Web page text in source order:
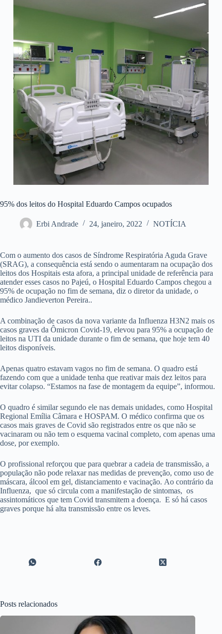
95% dos leitos do Hospital Eduardo Campos ocupados
Erbi Andrade 24, janeiro, 2022 NOTÍCIA
Com o aumento dos casos de Síndrome Respiratória Aguda Grave
(SRAG), a consequência está sendo o aumentaram na ocupação dos
leitos dos Hospitais esta afora, a principal unidade de referência para
atender esses casos no Pajeú, o Hospital Eduardo Campos chegou a
95% de ocupação no fim de semana, diz o diretor da unidade, o
médico Jandieverton Pereira..
A combinação de casos da nova variante da Influenza H3N2 mais os
casos graves da Ômicron Covid-19, elevou para 95% a ocupação de
leitos na UTI da unidade durante o fim de semana, que hoje tem 40
leitos disponíveis.
Apenas quatro estavam vagos no fim de semana. O quadro está
fazendo com que a unidade tenha que reativar mais dez leitos para
evitar colapso. “Estamos na fase de montagem da equipe”, informou.
O quadro é similar segundo ele nas demais unidades, como Hospital
Regional Emília Câmara e HOSPAM. O médico confirma que os
casos mais graves de Covid são registrados entre os que não se
vacinaram ou não tem o esquema vacinal completo, com apenas uma
dose, por exemplo.
O profissional reforçou que para quebrar a cadeia de transmissão, a
população não pode relaxar nas medidas de prevenção, como uso de
máscara, álcool em gel, distanciamento e vacinação. Ao contrário da
Influenza, que só circula com a manifestação de sintomas, os
assintomáticos que tem Covid transmitem a doença. E só há casos
graves porque há alta transmissão entre os leves.
Posts relacionados